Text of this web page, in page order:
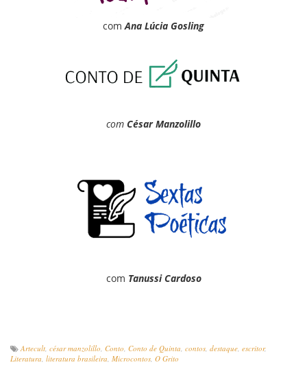
com Ana Lúcia Gosling
com César Manzolillo
com Tanussi Cardoso
Artecult césar manzolillo Conto Conto de Quinta contos destaque escritor,
Literatura literatura brasileira Microcontos O Grito